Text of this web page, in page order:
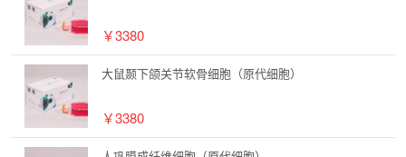
￥3380
大鼠颞下颌关节软骨细胞（原代细胞）
￥3380